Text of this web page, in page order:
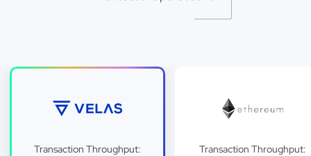
Transaction Throughput: Transaction Throughput: